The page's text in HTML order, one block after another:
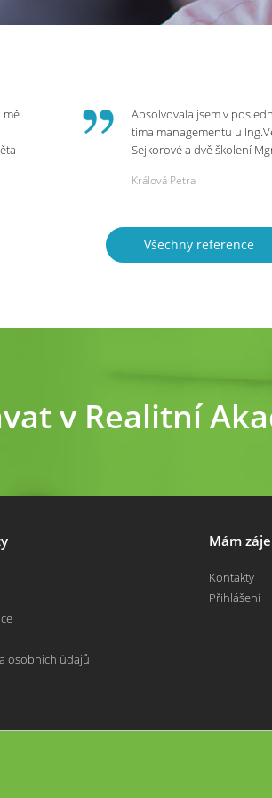
mě
Absolvovala jsem v
tima managementu u
Sejkorové a dvě školení
doporučit,neboť mi
Králová Petra
Všechny reference
v Realitní
osobních údajů
Mám
Kontakty
Přihlášení